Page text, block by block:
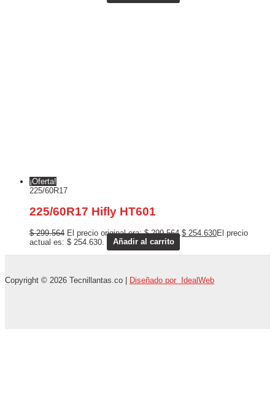
¡Oferta!
225/60R17
225/60R17 Hifly HT601
$299.564 El precio original era: $ 299.564. $ 254.630El precio
actual es: $ 254.630.
Añadir al carrito
Copyright © 2026 Tecnillantas.co | Diseñado por IdealWeb